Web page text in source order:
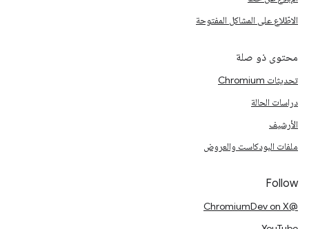
الاطّلاع على المشاكل المفتوحة
محتوى ذو صلة
تحديثات Chromium
دراسات الحالة
الأرشيف
ملفات البودكاست والعروض
Follow
@ChromiumDev on X